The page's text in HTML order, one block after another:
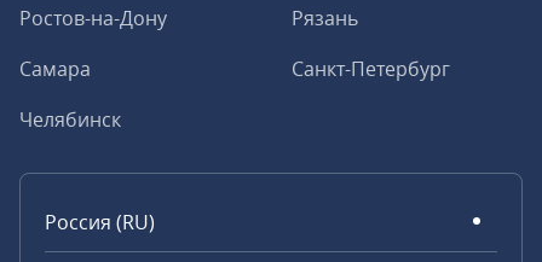
Ростов-на-Дону
Рязань
Самара
Санкт-Петербург
Челябинск
Россия (RU)